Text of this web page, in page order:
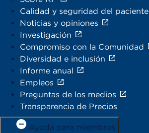
Calidad y seguridad del paciente
Noticias y opiniones
Investigación
Compromiso con la Comunidad
Diversidad e inclusión
Informe anual
Empleos
Preguntas de los medios
Transparencia de Precios
Ayuda para miembros